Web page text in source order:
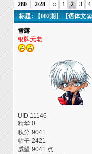
280
2/28 ‹‹ 1 2 3 4
标题: 【002期】【语体文
雪露
银牌元老
UID 11146
精华 0
积分 9041
帖子 2421
威望 9041 点